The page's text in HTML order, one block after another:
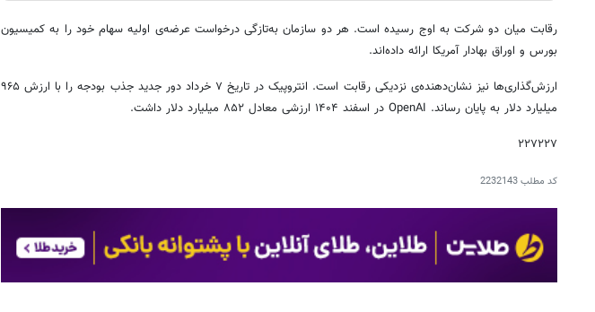
رقابت میان دو شرکت به اوج رسیده است. هر دو سازمان به‌تازگی درخواست عرضه‌ی اولیه سهام خود را به کمیسیون
بورس و اوراق بهادار آمریکا ارائه داده‌اند.
ارزش‌گذاری‌ها نیز نشان‌دهنده‌ی نزدیکی رقابت است. انتروپیک در تاریخ ۷ خرداد دور جدید جذب بودجه را با ارزش ۹۶۵
میلیارد دلار به پایان رساند. OpenAI در اسفند ۱۴۰۴ ارزشی معادل ۸۵۲ میلیارد دلار داشت.
۲۲۷۲۲۷
کد مطلب2232143